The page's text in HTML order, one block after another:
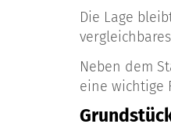
Die Lage
Neben dem
eine wichtige